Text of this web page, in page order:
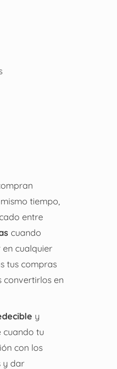
tiempo,
entre
cuando
cualquier
tus compras
convertirlos en
y
cuando tu
con los
y dar